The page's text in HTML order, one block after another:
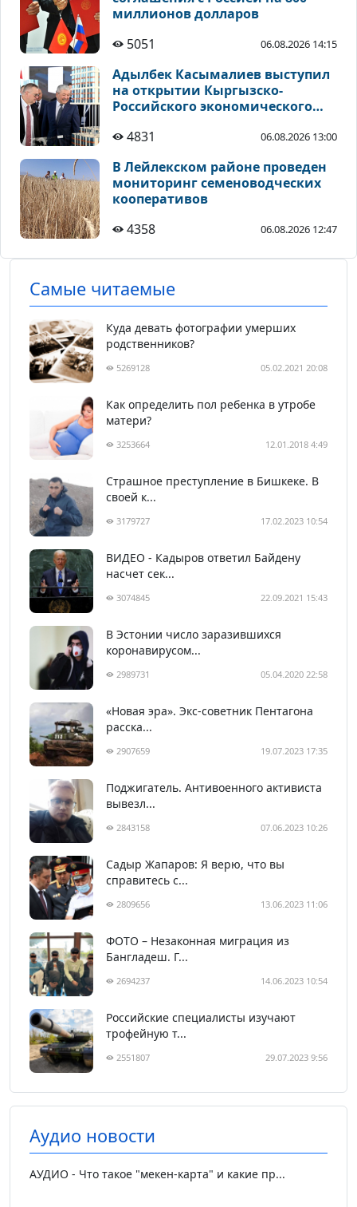
миллионов долларов
5051
06.08.2026 14:15
Адылбек Касымалиев выступил
на открытии Кыргызско-
Российского экономического
4831
06.08.2026 13:00
В Лейлекском районе проведен
мониторинг семеноводческих
кооперативов
4358
06.08.2026 12:47
Самые читаемые
Куда девать фотографии умерших
родственников?
5269128 05.02.2021 20:08
Как определить пол ребенка в утробе
матери?
3253664 12.01.2018 4:49
Страшное преступление в Бишкеке. В
своей к...
3179727 17.02.2023 10:54
ВИДЕО - Кадыров ответил Байдену
насчет сек...
3074845 22.09.2021 15:43
В Эстонии число заразившихся
коронавирусом...
2989731 05.04.2020 22:58
«Новая эра». Экс-советник Пентагона
расска...
2907659 19.07.2023 17:35
Поджигатель. Антивоенного активиста
вывезл...
2843158 07.06.2023 10:26
Садыр Жапаров: Я верю, что вы
справитесь с...
2809656 13.06.2023 11:06
ФОТО – Незаконная миграция из
Бангладеш. Г...
2694237 14.06.2023 10:54
Российские специалисты изучают
трофейную т...
2551807 29.07.2023 9:56
Аудио новости
АУДИО - Что такое "мекен-карта" и какие пр...